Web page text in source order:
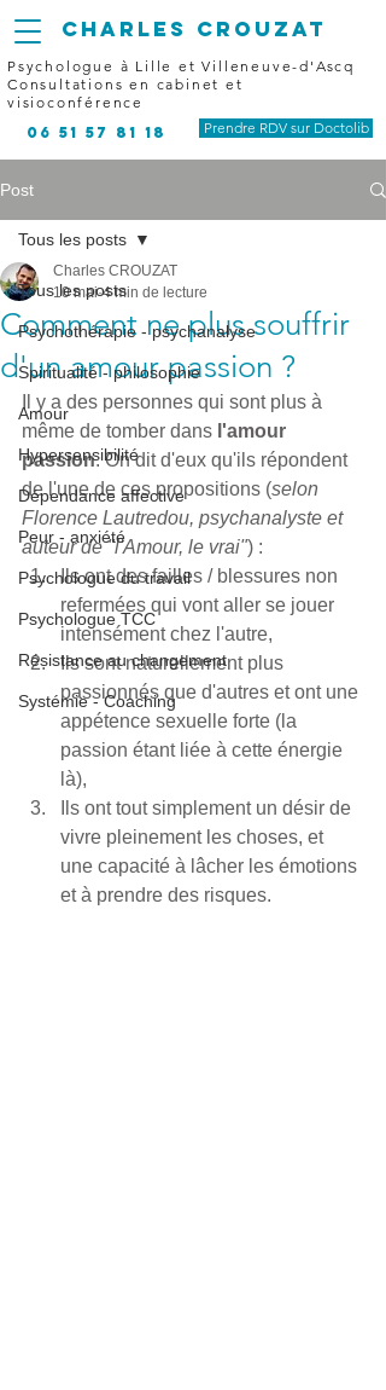
CHARLES CROUZAT
Psychologue à Lille et Villeneuve-d'Ascq
Consultations en cabinet et
visioconférence
06 51 57 81 18
Prendre RDV sur Doctolib
Post
Tous les posts
Psychothérapie - psychanalyse
Spiritualité - philosophie
Amour
Hypersensibilité
Dépendance affective
Peur - anxiété
Psychologue du travail
Psychologue TCC
Résistance au changement
Systémie - Coaching
Tous les posts
Comment ne plus souffrir
d'un amour passion ?
Charles CROUZAT
10 mai 4 min de lecture
Il y a des personnes qui sont plus à
même de tomber dans l'amour
passion. On dit d'eux qu'ils répondent
de l'une de ces propositions (selon
Florence Lautredou, psychanalyste et
auteur de "l'Amour, le vrai") :
Ils ont des failles / blessures non
refermées qui vont aller se jouer
intensément chez l'autre,
Ils sont naturellement plus
passionnés que d'autres et ont une
appétence sexuelle forte (la
passion étant liée à cette énergie
là),
Ils ont tout simplement un désir de
vivre pleinement les choses, et
une capacité à lâcher les émotions
et à prendre des risques.